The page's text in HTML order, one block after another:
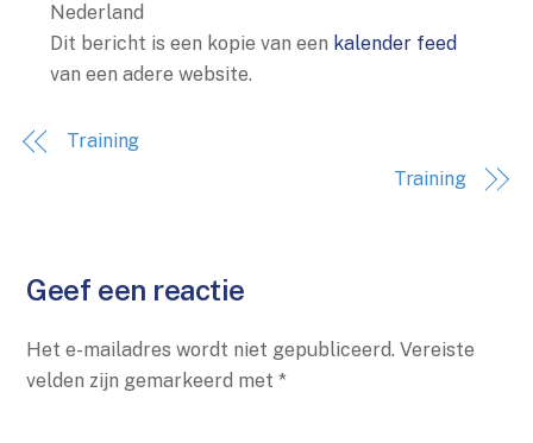
Nederland
Dit bericht is een kopie van een kalender feed
van een adere website.
Training
Training
Geef een reactie
Het e-mailadres wordt niet gepubliceerd. Vereiste
velden zijn gemarkeerd met*